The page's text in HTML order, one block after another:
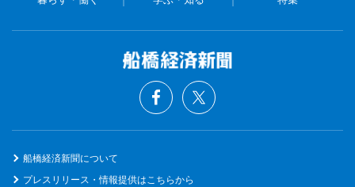
船橋経済新聞について
プレスリリース・情報提供はこちらから